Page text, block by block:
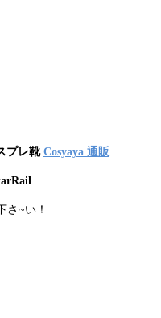
プレ靴Cosyaya 通販
さ~い！